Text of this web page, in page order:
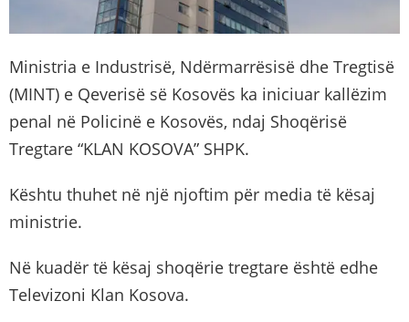
Ministria e Industrisë, Ndërmarrësisë dhe Tregtisë
(MINT) e Qeverisë së Kosovës ka iniciuar kallëzim
penal në Policinë e Kosovës, ndaj Shoqërisë
Tregtare “KLAN KOSOVA” SHPK.
Kështu thuhet në një njoftim për media të kësaj
ministrie.
Në kuadër të kësaj shoqërie tregtare është edhe
Televizoni Klan Kosova.